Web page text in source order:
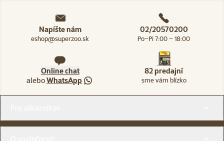
Napíšte nám
eshop@superzoo.sk
02/20570200
Po–Pi 7:00 – 18:00
Online chat
aleboWhatsApp
82 predajní
sme vám blízko